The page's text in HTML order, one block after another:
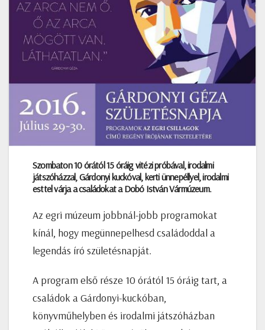
Szombaton 10 órától 15 óráig vitézi próbával, irodalmi
játszóházzal, Gárdonyi kuckóval, kerti ünnepéllyel, irodalmi
esttel várja a családokat a Dobó István Vármúzeum.
Az egri múzeum jobbnál-jobb programokat
kínál, hogy megünnepelhesd családoddal a
legendás író születésnapját.
A program első része 10 órától 15 óráig tart, a
családok a Gárdonyi-kuckóban,
könyvműhelyben és irodalmi játszóházban